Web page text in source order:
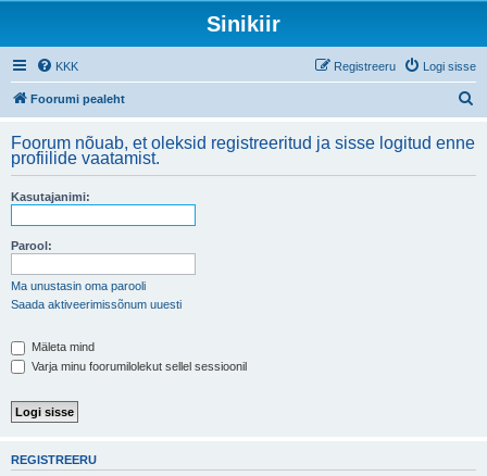
Sinikiir
KKK Logi sisse
Registreeru
Foorumi pealeht
i
Foorum nõuab, et oleksid registreeritud ja sisse logitud enne
profiilide vaatamist.
Kasutajanimi:
Parool:
Ma unustasin oma parooli
Saada aktiveerimissõnum uuesti
Mäleta mind
Varja minu foorumilolekut sellel sessioonil
REGISTREERU